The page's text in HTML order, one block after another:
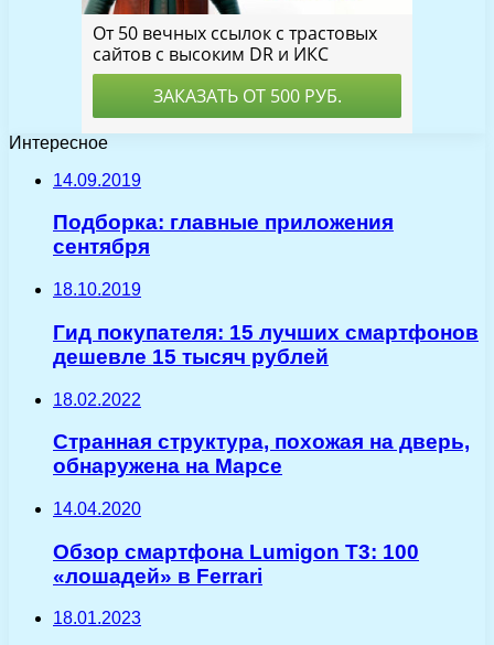
Интересное
14.09.2019
Подборка: главные приложения
сентября
18.10.2019
Гид покупателя: 15 лучших смартфонов
дешевле 15 тысяч рублей
18.02.2022
Странная структура, похожая на дверь,
обнаружена на Марсе
14.04.2020
Обзор смартфона Lumigon T3: 100
«лошадей» в Ferrari
18.01.2023